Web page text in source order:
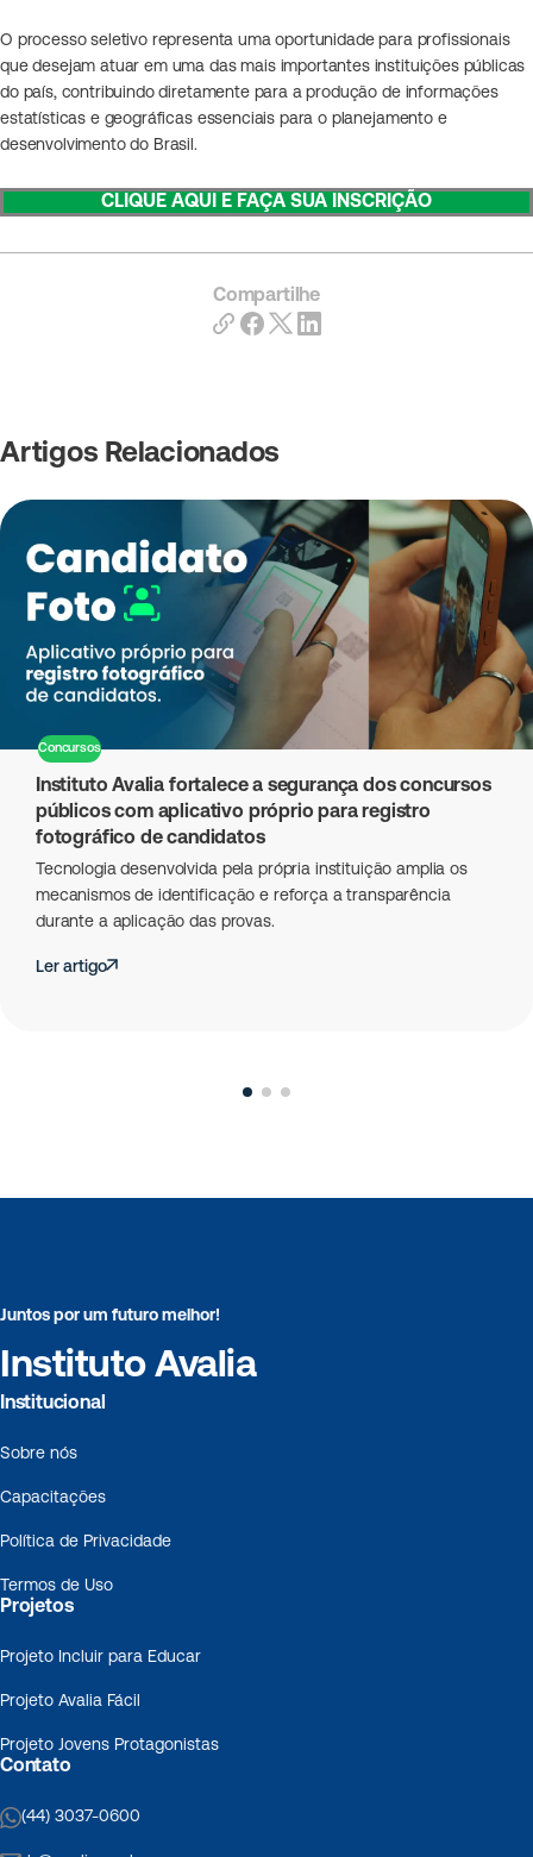
O processo seletivo representa uma oportunidade para profissionais
que desejam atuar em uma das mais importantes instituições públicas
do país, contribuindo diretamente para a produção de informações
estatísticas e geográficas essenciais para o planejamento e
desenvolvimento do Brasil.
CLIQUE AQUI E FAÇA SUA INSCRIÇÃO
Compartilhe
Artigos Relacionados
Concursos
Instituto Avalia fortalece a segurança dos concursos
públicos com aplicativo próprio para registro
fotográfico de candidatos
Tecnologia desenvolvida pela própria instituição amplia os
mecanismos de identificação e reforça a transparência
durante a aplicação das provas.
Ler artigo
Juntos por um futuro melhor!
Instituto Avalia
Institucional
Sobre nós
Capacitações
Política de Privacidade
Termos de Uso
Projetos
Projeto Incluir para Educar
Projeto Avalia Fácil
Projeto Jovens Protagonistas
Contato
(44) 3037-0600